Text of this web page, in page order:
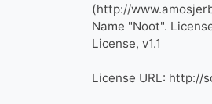
(http://
Name "Noot".
License, v1.1
License URL: http://